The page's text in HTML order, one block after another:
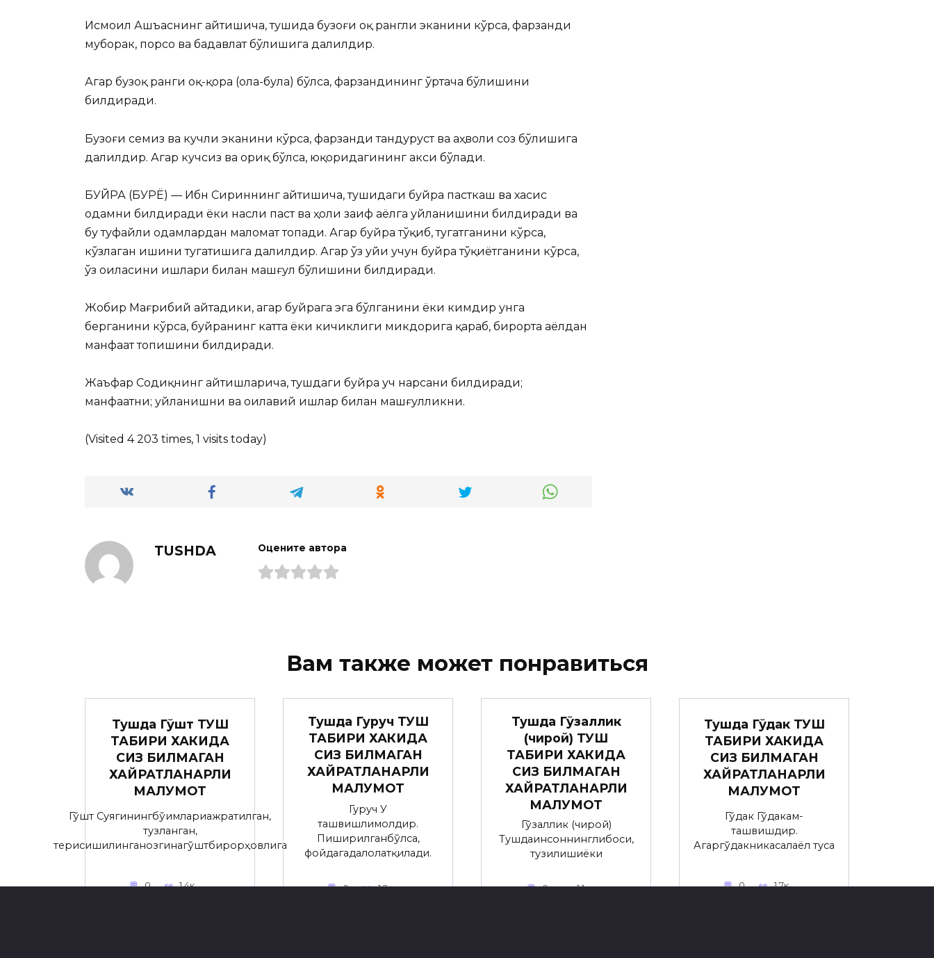
Исмоил Ашъаснинг айтишича, тушида бузоғи оқ рангли эканини кўрса, фарзанди
муборак, порсо ва бадавлат бўлишига далилдир.
Агар бузоқ ранги оқ-қора (ола-була) бўлса, фарзандининг ўртача бўлишини
билдиради.
Бузоғи семиз ва кучли эканини кўрса, фарзанди тандуруст ва аҳволи соз бўлишига
далилдир. Агар кучсиз ва ориқ бўлса, юқоридагининг акси бўлади.
БУЙРА (БУРЁ) — Ибн Сириннинг айтишича, тушидаги буйра пасткаш ва хасис
одамни билдиради ёки насли паст ва ҳоли заиф аёлга уйланишини билдиради ва
бу туфайли одамлардан маломат топади. Агар буйра тўқиб, тугатганини кўрса,
кўзлаган ишини тугатишига далилдир. Агар ўз уйи учун буйра тўқиётганини кўрса,
ўз оиласини ишлари билан машғул бўлишини билдиради.
Жобир Мағрибий айтадики, агар буйрага эга бўлганини ёки кимдир унга
берганини кўрса, буйранинг катта ёки кичиклиги микдорига қараб, бирорта аёлдан
манфаат топишини билдиради.
Жаъфар Содиқнинг айтишларича, тушдаги буйра уч нарсани билдиради;
манфаатни; уйланишни ва оилавий ишлар билан машғулликни.
(Visited 4 203 times, 1 visits today)
TUSHDA Оцените автора
Вам также может понравиться
Тушда Гўшт ТУШ
ТАБИРИ ХАКИДА
СИЗ БИЛМАГАН
ХАЙРАТЛАНАРЛИ
МАЛУМОТ
Гўшт Суягинингбўғимлариажратилган,
тузланган,
терисишилинганозгинагўштбирорҳовлига
0 1.4к.
Тушда Гуруч ТУШ
ТАБИРИ ХАКИДА
СИЗ БИЛМАГАН
ХАЙРАТЛАНАРЛИ
МАЛУМОТ
Гуруч У
ташвишлимолдир.
Пиширилганбўлса,
фойдагадалолатқилади.
0 1.2к.
Тушда Гўзаллик
(чирой) ТУШ
ТАБИРИ ХАКИДА
СИЗ БИЛМАГАН
ХАЙРАТЛАНАРЛИ
МАЛУМОТ
Гўзаллик (чирой)
Тушдаинсоннинглибоси,
тузилишиёки
0 1.1к.
Тушда Гўдак ТУШ
ТАБИРИ ХАКИДА
СИЗ БИЛМАГАН
ХАЙРАТЛАНАРЛИ
МАЛУМОТ
Гўдак Гўдакғам-
ташвишдир.
Агаргўдакникасалаёл туғса
0 1.7к.